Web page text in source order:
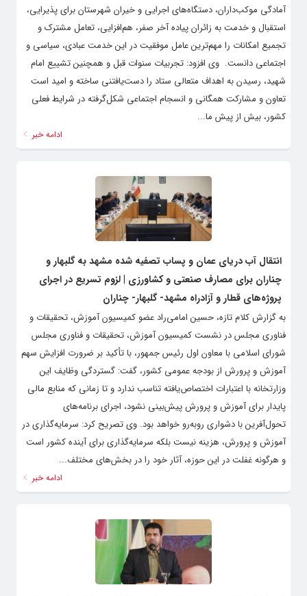
آمادگی موکب‌داران، دستگاه‌های اجرایی و خیران شهرستان برای پذیرایی،
استقبال و خدمت به زائران پیاده آخر صفر، هم‌افزایی، تعامل مشترک و
تجمیع امکانات را مهم‌ترین عامل موفقیت در این خدمت عبادی، سیاسی و
اجتماعی دانست. ‌ وی افزود: تجربیات سنوات قبل و همچنین تشییع امام
شهید، رسیدن به اهداف متعالی ستاد را دست‌یافتنی ساخته و امید است
تعاون و مشارکت همگانی و انسجام اجتماعی شکل‌گرفته در شرایط فعلی
کشور، بیش از پیش ما...
ادامه خبر
انتقال آب دریای عمان و پساب تصفیه شده مشهد به گلبهار و
چناران برای مصارف صنعتی و کشاورزی | لزوم تسریع در اجرای
پروژه‌های قطار و آزادراه مشهد- گلبهار- چناران
به گزارش کلام تازه، حسین امامی‌راد عضو کمیسیون آموزش، تحقیقات و
فناوری مجلس در نشست کمیسیون آموزش، تحقیقات و فناوری مجلس
شورای اسلامی با معاون اول رئیس جمهور، با تأکید بر ضرورت افزایش سهم
آموزش و پرورش از بودجه عمومی کشور، گفت: گستردگی وظایف این
وزارتخانه با اعتبارات اختصاص‌یافته تناسب ندارد و تا زمانی که منابع مالی
پایدار برای آموزش و پرورش پیش‌بینی نشود، اجرای برنامه‌های
تحول‌آفرین با دشواری روبه‌رو خواهد بود. وی تصریح کرد: سرمایه‌گذاری در
آموزش و پرورش، هزینه نیست بلکه سرمایه‌گذاری برای آینده کشور است
و هرگونه غفلت در این حوزه، آثار خود را در بخش‌های مختلف...
ادامه خبر